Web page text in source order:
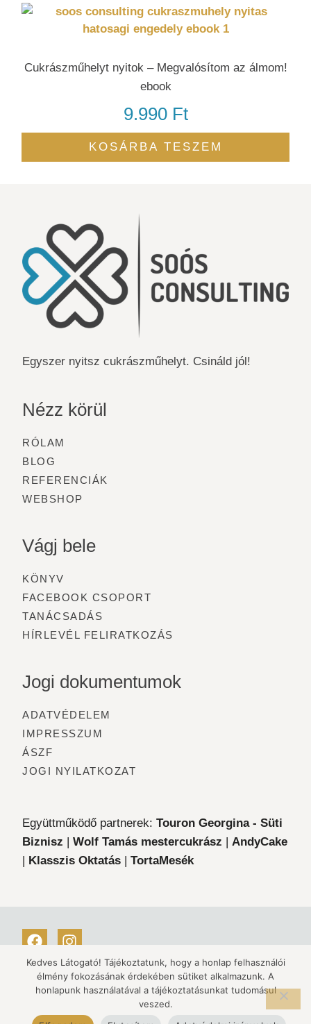
Cukrászműhelyt nyitok – Megvalósítom az álmom!
ebook
9.990 Ft
KOSÁRBA TESZEM
Egyszer nyitsz cukrászműhelyt. Csináld jól!
Nézz körül
RÓLAM
BLOG
REFERENCIÁK
WEBSHOP
Vágj bele
KÖNYV
FACEBOOK CSOPORT
TANÁCSADÁS
HÍRLEVÉL FELIRATKOZÁS
Jogi dokumentumok
ADATVÉDELEM
IMPRESSZUM
ÁSZF
JOGI NYILATKOZAT
Együttműködő partnerek:Touron Georgina - Süti
Biznisz |Wolf Tamás mestercukrász |AndyCake
Klasszis Oktatás |TortaMesék
Copyright © 2021 Minden jog fenntartva Soós
Zsuzsanna
Az oldalt készítette:
Kedves Látogató! Tájékoztatunk, hogy a honlap felhasználói
élmény fokozásának érdekében sütiket alkalmazunk. A
honlapunk használatával a tájékoztatásunkat tudomásul
veszed.